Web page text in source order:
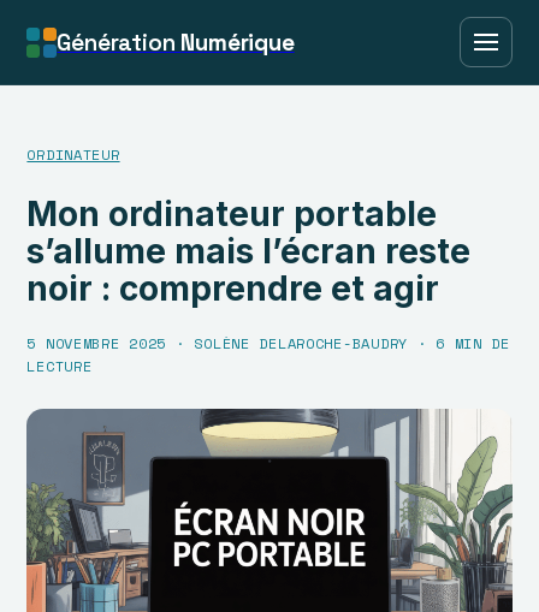
Génération Numérique
ORDINATEUR
Mon ordinateur portable
s’allume mais l’écran reste
noir : comprendre et agir
5 NOVEMBRE 2025 · SOLÈNE DELAROCHE-BAUDRY ·
6 MIN DE
LECTURE